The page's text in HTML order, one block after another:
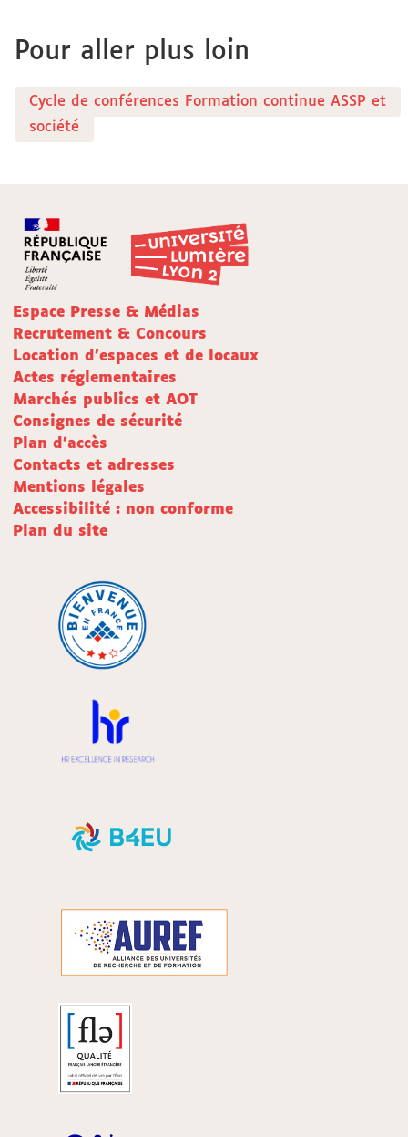
Pour aller plus loin
Cycle de conférences Formation continue ASSP et
société
Espace Presse & Médias
Recrutement & Concours
Location d'espaces et de locaux
Actes réglementaires
Marchés publics et AOT
Consignes de sécurité
Plan d'accès
Contacts et adresses
Mentions légales
Accessibilité : non conforme
Plan du site